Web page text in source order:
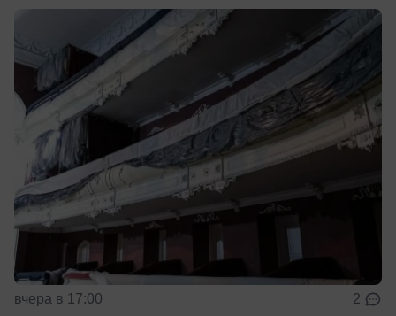
вчера в 17:00 2